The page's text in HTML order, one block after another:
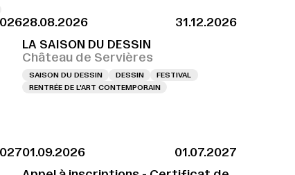
28.08.2026
31.12.2026
LA SAISON DU DESSIN
Château de Servières
SAISON DU DESSIN DESSIN
FESTIVAL
RENTRÉE DE L'ART CONTEMPORAIN
01.09.2026
01.07.2027